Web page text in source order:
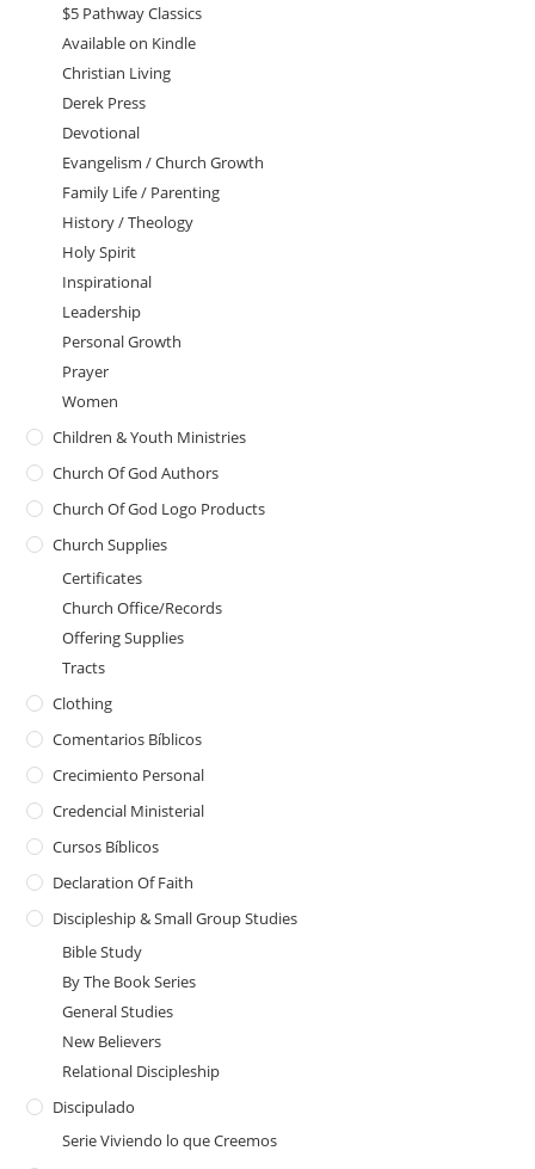
$5 Pathway Classics
Available on Kindle
Christian Living
Derek Press
Devotional
Evangelism / Church Growth
Family Life / Parenting
History / Theology
Holy Spirit
Inspirational
Leadership
Personal Growth
Prayer
Women
Children & Youth Ministries
Church Of God Authors
Church Of God Logo Products
Church Supplies
Certificates
Church Office/Records
Offering Supplies
Tracts
Clothing
Comentarios Bíblicos
Crecimiento Personal
Credencial Ministerial
Cursos Bíblicos
Declaration Of Faith
Discipleship & Small Group Studies
Bible Study
By The Book Series
General Studies
New Believers
Relational Discipleship
Discipulado
Serie Viviendo lo que Creemos